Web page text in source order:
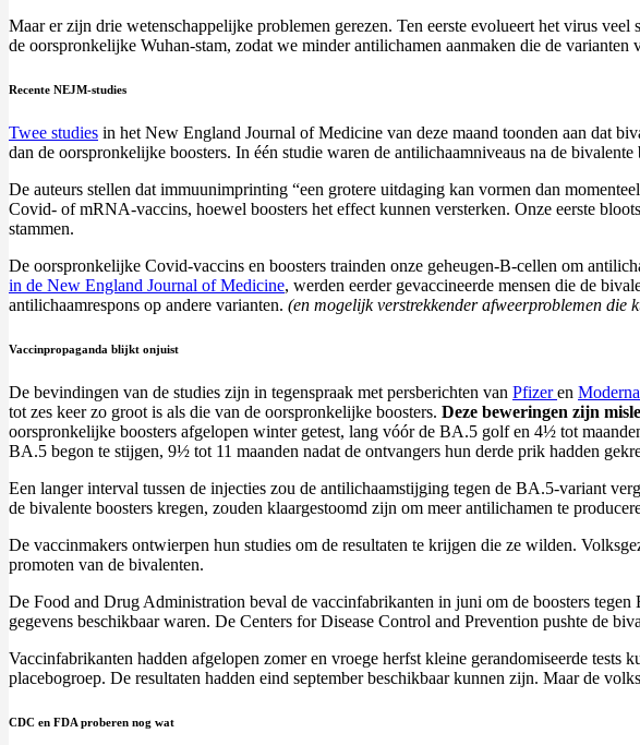
Maar er zijn drie wetenschappelijke problemen gerezen. Ten eerste evolueert het virus
de oorspronkelijke Wuhan-stam, zodat we minder antilichamen aanmaken die de
Recente NEJM-studies
Twee studies in het New England Journal of Medicine van deze maand toonden aan dat
dan de oorspronkelijke boosters. In één studie waren de antilichaamniveaus na de
De auteurs stellen dat immuunimprinting “een grotere uitdaging kan vormen dan
Covid- of mRNA-vaccins, hoewel boosters het effect kunnen versterken. Onze eerste
stammen.
De oorspronkelijke Covid-vaccins en boosters trainden onze geheugen-B-cellen om
in de New England Journal of Medicine, werden eerder gevaccineerde mensen die de
antilichaamrespons op andere varianten. (en mogelijk verstrekkender afweerproblemen die
Vaccinpropaganda blijkt onjuist
De bevindingen van de studies zijn in tegenspraak met persberichten van Pfizeren Moderna
tot zes keer zo groot is als die van de oorspronkelijke boosters. Deze beweringen zijn
oorspronkelijke boosters afgelopen winter getest, lang vóór de BA.5 golf en 4½ tot
BA.5 begon te stijgen, 9½ tot 11 maanden nadat de ontvangers hun derde prik hadden
Een langer interval tussen de injecties zou de antilichaamstijging tegen de BA.5-variant
de bivalente boosters kregen, zouden klaargestoomd zijn om meer antilichamen te
De vaccinmakers ontwierpen hun studies om de resultaten te krijgen die ze wilden.
promoten van de bivalenten.
De Food and Drug Administration beval de vaccinfabrikanten in juni om de boosters
gegevens beschikbaar waren. De Centers for Disease Control and Prevention pushte de
Vaccinfabrikanten hadden afgelopen zomer en vroege herfst kleine gerandomiseerde
placebogroep. De resultaten hadden eind september beschikbaar kunnen zijn. Maar de
CDC en FDA proberen nog wat